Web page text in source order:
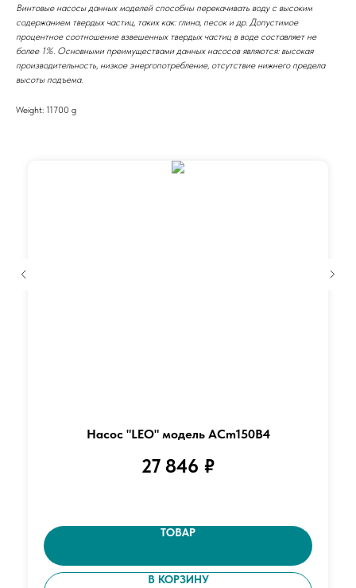
Винтовые насосы данных моделей способны перекачивать воду с высоким
содержанием твердых частиц, таких как: глина, песок и др. Допустимое
процентное соотношение взвешенных твердых частиц в воде составляет не
более 1%. Основными преимуществами данных насосов являются: высокая
производительность, низкое энергопотребление, отсутствие нижнего предела
высоты подъема.
Weight: 11700 g
Насос "LEO" модель ACm150B4
27 846 ₽
ТОВАР
В КОРЗИНУ